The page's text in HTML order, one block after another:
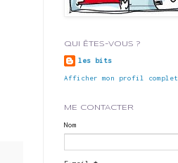
QUI ÊTES-VOUS ?
les bits
Afficher mon profil complet
ME CONTACTER
Nom